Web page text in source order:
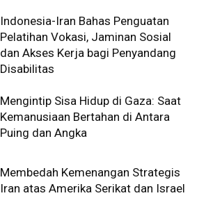
Indonesia-Iran Bahas Penguatan
Pelatihan Vokasi, Jaminan Sosial
dan Akses Kerja bagi Penyandang
Disabilitas
Mengintip Sisa Hidup di Gaza: Saat
Kemanusiaan Bertahan di Antara
Puing dan Angka
Membedah Kemenangan Strategis
Iran atas Amerika Serikat dan Israel